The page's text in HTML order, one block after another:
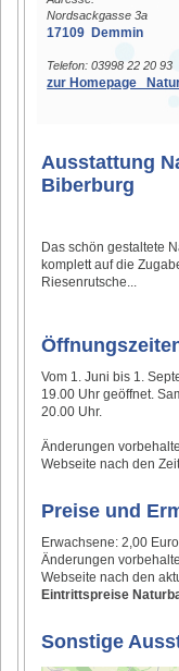
Nordsackgasse 3a
17109 Demmin
Telefon: 03998 22 20 93
zur Homepage
Ausstattung
Biberburg
Das schön gestaltete
komplett auf die
Riesenrutsche...
Vom 1. Juni bis 1.
19.00 Uhr geöffnet.
20.00 Uhr.
Änderungen
Webseite nach den
Preise und
Erwachsene: 2,00
Änderungen
Webseite nach den
Eintrittspreise
Sonstige